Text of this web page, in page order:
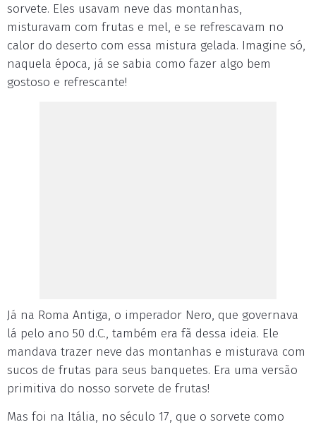
sorvete. Eles usavam neve das montanhas,
misturavam com frutas e mel, e se refrescavam no
calor do deserto com essa mistura gelada. Imagine só,
naquela época, já se sabia como fazer algo bem
gostoso e refrescante!
Já na Roma Antiga, o imperador Nero, que governava
lá pelo ano 50 d.C., também era fã dessa ideia. Ele
mandava trazer neve das montanhas e misturava com
sucos de frutas para seus banquetes. Era uma versão
primitiva do nosso sorvete de frutas!
Mas foi na Itália, no século 17, que o sorvete como